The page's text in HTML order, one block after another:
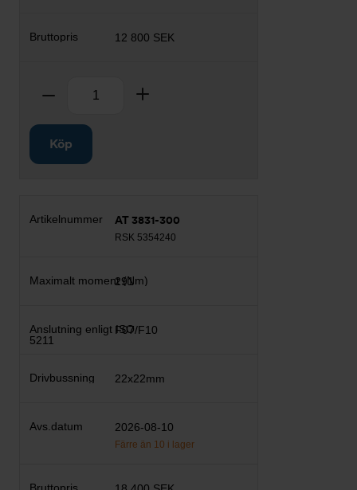
12 800 SEK
Ta bort
Köp
AT 3831-300
RSK 5354240
291
F07/F10
22x22mm
2026-08-10
Färre än 10 i lager